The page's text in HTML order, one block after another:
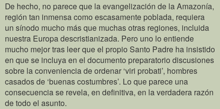
De hecho, no parece que la evangelización de la Amazonía,
región tan inmensa como escasamente poblada, requiera
un sínodo mucho más que muchas otras regiones, incluida
nuestra Europa descristianizada. Pero uno lo entiende
mucho mejor tras leer que el propio Santo Padre ha insistido
en que se incluya en el documento preparatorio discusiones
sobre la conveniencia de ordenar ‘viri probati’, hombres
casados de ‘buenas costumbres’. Lo que parece una
consecuencia se revela, en definitiva, en la verdadera razón
de todo el asunto.